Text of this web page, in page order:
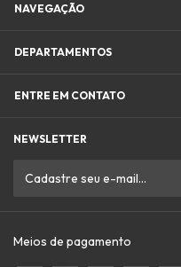
NAVEGAÇÃO
DEPARTAMENTOS
ENTRE EM CONTATO
NEWSLETTER
Meios de pagamento